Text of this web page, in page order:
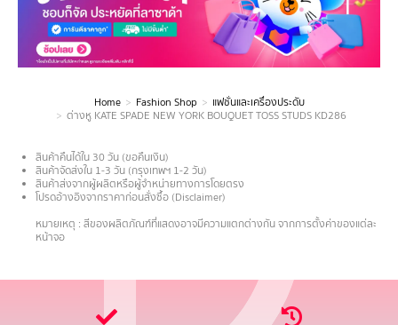
You are here: Home Fashion Shop
แฟชั่นและเครื่องประดับ
ต่างหู KATE SPADE NEW YORK BOUQUET TOSS STUDS KD286
สินค้าคืนได้ใน 30 วัน (ขอคืนเงิน)
สินค้าจัดส่งใน 1-3 วัน (กรุงเทพฯ 1-2 วัน)
สินค้าส่งจากผู้ผลิตหรือผู้จำหน่ายทางการโดยตรง
โปรดอ้างอิงจากราคาก่อนสั่งซื้อ (Disclaimer)
หมายเหตุ : สีของผลิตภัณฑ์ที่แสดงอาจมีความแตกต่างกัน จากการตั้งค่าของแต่ละ
หน้าจอ